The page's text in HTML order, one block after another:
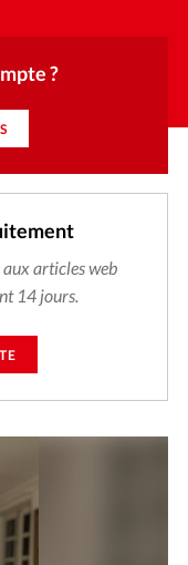
réveil
Aujourd'hui
?
articles web
14 jours.